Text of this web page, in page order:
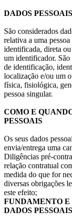
DADOS PESSOAIS
São considerados
relativa a uma
identificada, direta
um identificador.
de identificação,
localização e/ou um
física, fisiológica,
pessoa singular.
COMO E
PESSOAIS
Os seus dados
envia/entrega uma
Diligências pré-
relação contratual
medida do que for
diversas obrigações
este efeito;
FUNDAMENTO
DADOS PESSOAIS